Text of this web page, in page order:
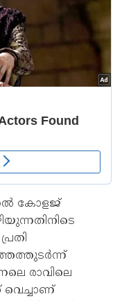
കോളജ്
രാവിലെ
വെച്ചാണ്